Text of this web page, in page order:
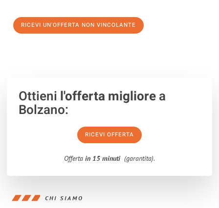
RICEVI UN'OFFERTA NON VINCOLANTE
Ottieni l'offerta migliorea
Bolzano:
RICEVI OFFERTA
Offerta in 15 minuti (garantita).
CHI SIAMO